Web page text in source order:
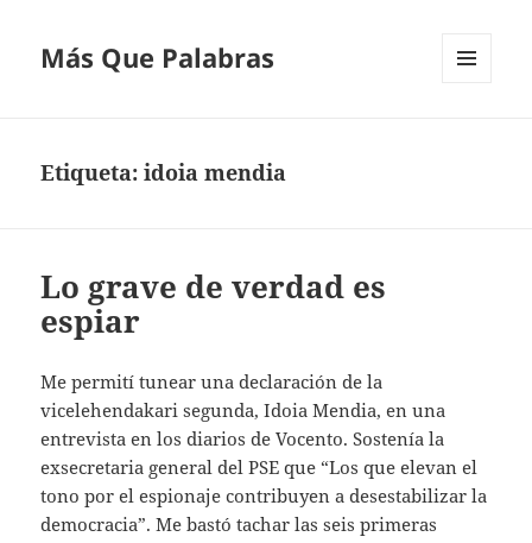
Más Que Palabras
Etiqueta:idoia mendia
Lo grave de verdad es
espiar
Me permití tunear una declaración de la
vicelehendakari segunda, Idoia Mendia, en una
entrevista en los diarios de Vocento. Sostenía la
exsecretaria general del PSE que “Los que elevan el
tono por el espionaje contribuyen a desestabilizar la
democracia”. Me bastó tachar las seis primeras